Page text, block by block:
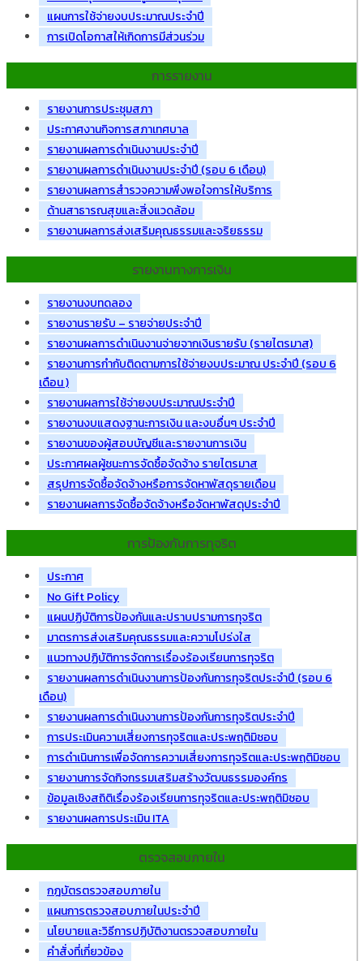
แผนการใช้จ่ายงบประมาณประจำปี
การเปิดโอกาสให้เกิดการมีส่วนร่วม
การรายงาน
รายงานการประชุมสภา
ประกาศงานกิจการสภาเทศบาล
รายงานผลการดำเนินงานประจำปี
รายงานผลการดำเนินงานประจำปี (รอบ 6 เดือน)
รายงานผลการสำรวจความพึงพอใจการให้บริการ
ด้านสาธารณสุขและสิ่งแวดล้อม
รายงานผลการส่งเสริมคุณธรรมและจริยธรรม
รายงานทางการเงิน
รายงานงบทดลอง
รายงานรายรับ – รายจ่ายประจำปี
รายงานผลการดำเนินงานจ่ายจากเงินรายรับ (รายไตรมาส)
รายงานการกำกับติดตามการใช้จ่ายงบประมาณ ประจำปี (รอบ 6
เดือน )
รายงานผลการใช้จ่ายงบประมาณประจำปี
รายงานงบแสดงฐานะการเงิน และงบอื่นๆ ประจำปี
รายงานของผู้สอบบัญชีและรายงานการเงิน
ประกาศผลผู้ชนะการจัดซื้อจัดจ้าง รายไตรมาส
สรุปการจัดซื้อจัดจ้างหรือการจัดหาพัสดุรายเดือน
รายงานผลการจัดซื้อจัดจ้างหรือจัดหาพัสดุประจำปี
การป้องกันการทุจริต
ประกาศ
No Gift Policy
แผนปฏิบัติการป้องกันและปราบปรามการทุจริต
มาตรการส่งเสริมคุณธรรมและความโปร่งใส
แนวทางปฏิบัติการจัดการเรื่องร้องเรียนการทุจริต
รายงานผลการดำเนินงานการป้องกันการทุจริตประจำปี (รอบ 6
เดือน)
รายงานผลการดำเนินงานการป้องกันการทุจริตประจำปี
การประเมินความเสี่ยงการทุจริตและประพฤติมิชอบ
การดำเนินการเพื่อจัดการความเสี่ยงการทุจริตและประพฤติมิชอบ
รายงานการจัดกิจกรรมเสริมสร้างวัฒนธรรมองค์กร
ข้อมูลเชิงสถิติเรื่องร้องเรียนการทุจริตและประพฤติมิชอบ
รายงานผลการประเมิน ITA
ตรวจสอบภายใน
กฎบัตรตรวจสอบภายใน
แผนการตรวจสอบภายในประจำปี
นโยบายและวิธีการปฏิบัติงานตรวจสอบภายใน
คำสั่งที่เกี่ยวข้อง